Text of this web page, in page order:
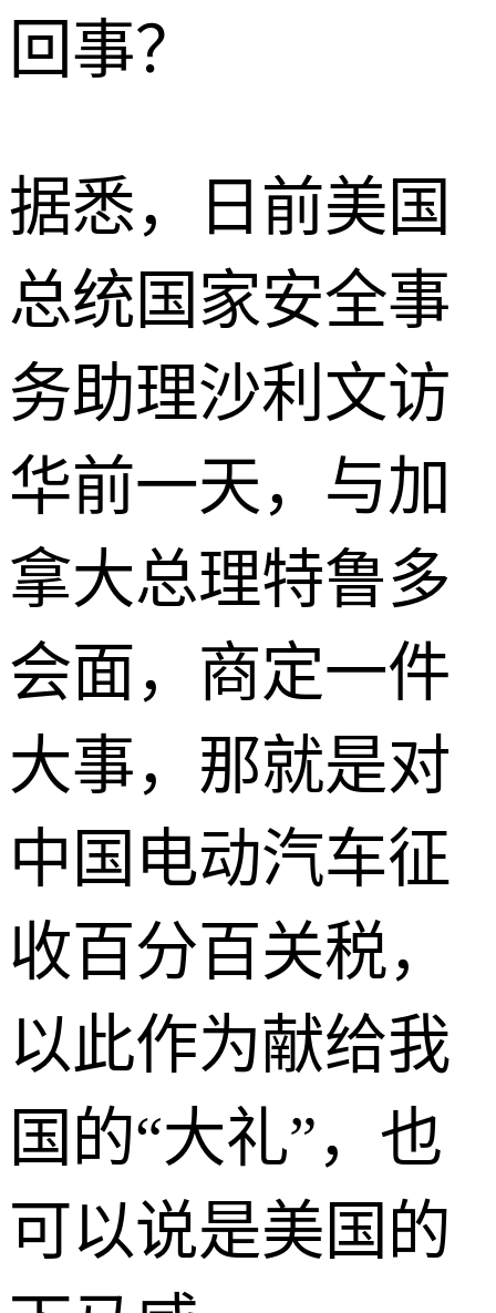
回事？
据悉，日前美国
总统国家安全事
务助理沙利文访
华前一天，与加
拿大总理特鲁多
会面，商定一件
大事，那就是对
中国电动汽车征
收百分百关税，
以此作为献给我
国的“大礼”，也
可以说是美国的